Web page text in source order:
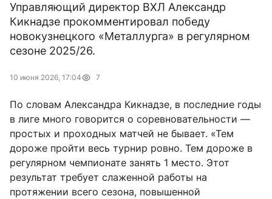
Управляющий директор ВХЛ Александр
Кикнадзе прокомментировал победу
новокузнецкого «Металлурга» в регулярном
сезоне 2025/26.
10 июня 2026, 17:04 7
По словам Александра Кикнадзе, в последние годы
в лиге много говорится о соревновательности —
простых и проходных матчей не бывает. «Тем
дороже пройти весь турнир ровно. Тем дороже в
регулярном чемпионате занять 1 место. Этот
результат требует слаженной работы на
протяжении всего сезона, повышенной